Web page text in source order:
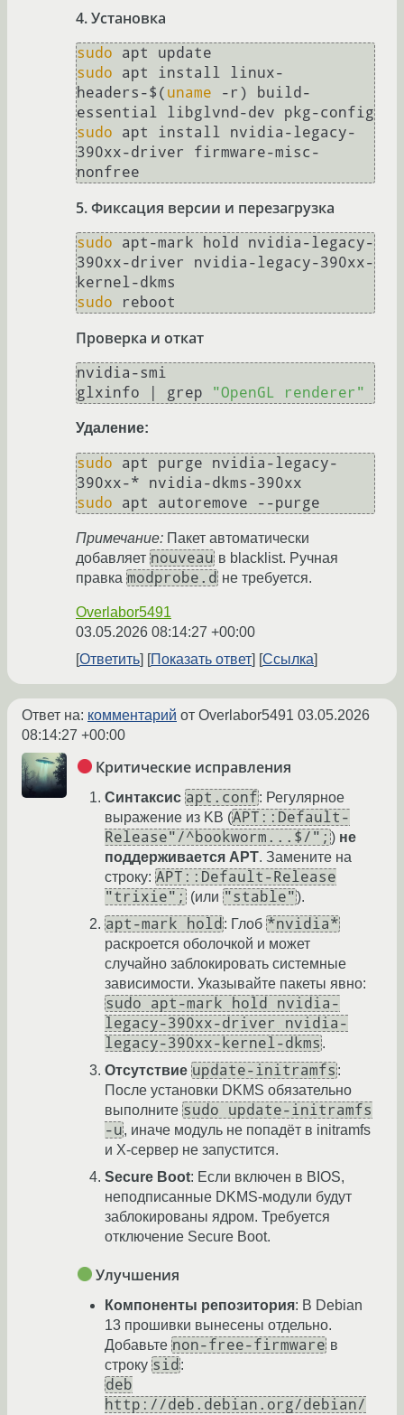
4. Установка
sudo
sudo apt install linux-
headers-$( uname -r) build-
sudo apt install nvidia-legacy-
390xx-driver firmware-misc-
5. Фиксация версии и перезагрузка
sudo apt-mark hold nvidia-legacy-
390xx-driver nvidia-legacy-390xx-
sudo
Проверка и откат
nvidia-smi
glxinfo | grep
"OpenGL renderer"
Удаление:
sudo apt purge nvidia-legacy-
sudo
Примечание: Пакет автоматически
добавляет nouveau в blacklist. Ручная
правка modprobe.d не требуется.
Overlabor5491
03.05.2026 08:14:27 +00:00
Ответить
Показать ответ Ссылка
Ответ на: комментарий от Overlabor5491 03.05.2026
08:14:27 +00:00
Критические исправления
Синтаксис apt.conf: Регулярное
выражение из KB (APT::Default-
Release"/^bookworm...$/"; ) не
поддерживается APT. Замените на
строку: APT::Default-Release
"trixie"; (или "stable").
apt-mark hold : Глоб *nvidia*
раскроется оболочкой и может
случайно заблокировать системные
зависимости. Указывайте пакеты явно:
sudo apt-mark hold nvidia-
legacy-390xx-driver nvidia-
legacy-390xx-kernel-dkms .
Отсутствие update-initramfs :
После установки DKMS обязательно
выполните sudo update-initramfs
-u, иначе модуль не попадёт в initramfs
и X-сервер не запустится.
Secure Boot: Если включен в BIOS,
неподписанные DKMS-модули будут
заблокированы ядром. Требуется
отключение Secure Boot.
Улучшения
Компоненты репозитория: В Debian
13 прошивки вынесены отдельно.
Добавьте non-free-firmware в
строку sid :
deb
http://deb.debian.org/debian/